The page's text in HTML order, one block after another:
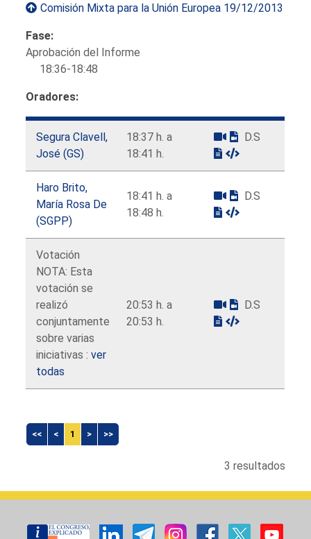
Comisión Mixta para la Unión Europea 19/12/2013
Fase:
Aprobación del Informe
18:36-18:48
Oradores:
Segura Clavell,
José (GS)
18:37 h. a
18:41 h.
D.S
Haro Brito,
María Rosa De
(SGPP)
18:41 h. a
18:48 h.
D.S
Votación
NOTA: Esta
votación se
realizó
conjuntamente
sobre varias
iniciativas :ver
todas
20:53 h. a
20:53 h.
D.S
<< < 1 > >>
3 resultados